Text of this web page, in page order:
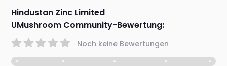
Hindustan Zinc Limited
UMushroom Community-Bewertung:
Noch keine Bewertungen